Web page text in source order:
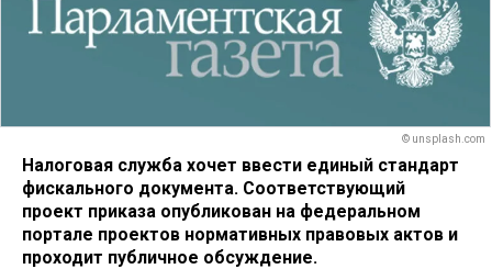
© unsplash.com
Налоговая служба хочет ввести единый стандарт
фискального документа. Соответствующий
проект приказа опубликован на федеральном
портале проектов нормативных правовых актов и
проходит публичное обсуждение.